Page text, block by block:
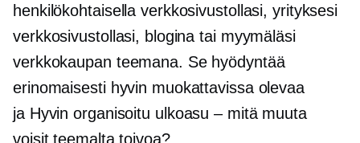
henkilökohtaisella verkkosivustollasi, yrityksesi
verkkosivustollasi, blogina tai myymäläsi
verkkokaupan teemana. Se hyödyntää
erinomaisesti hyvin muokattavissa olevaa
ja Hyvin organisoitu ulkoasu – mitä muuta
voisit teemalta toivoa?